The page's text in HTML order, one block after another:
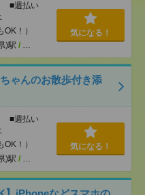
■週払い
！）
)駅 / …
気になる！
ゃんのお散歩付き添
■週払い
！）
)駅 / …
気になる！